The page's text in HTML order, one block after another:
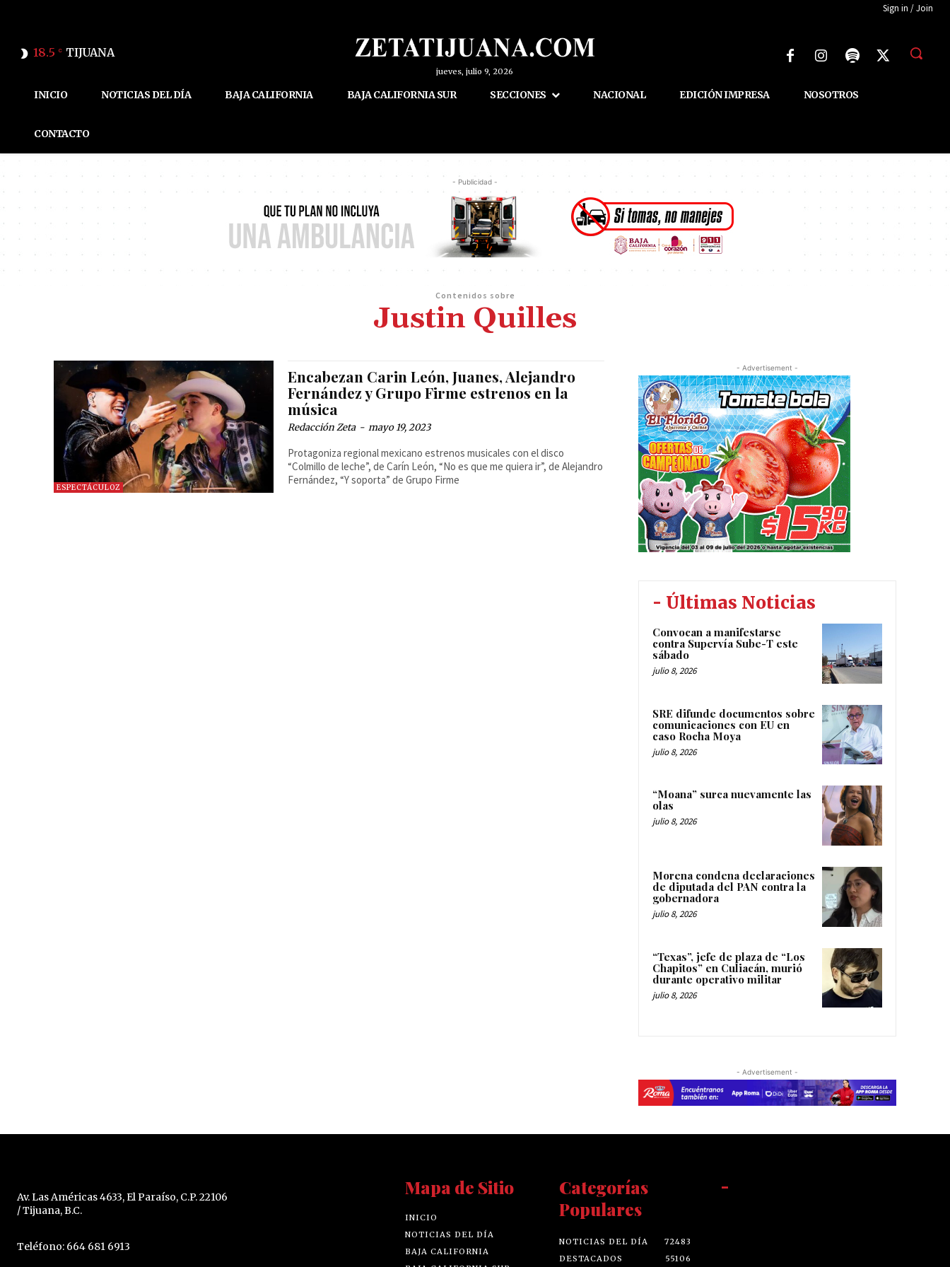
Sign in / Join
18.5 C TIJUANA
jueves, julio 9, 2026
INICIO NOTICIAS DEL DÍA BAJA CALIFORNIA BAJA CALIFORNIA SUR SECCIONES NACIONAL EDICIÓN IMPRESA NOSOTROS
CONTACTO
- Publicidad -
Contenidos sobre
Justin Quilles
ESPECTÁCULOZ
Encabezan Carin León, Juanes, Alejandro
Fernández y Grupo Firme estrenos en la
música
Redacción Zeta - mayo 19, 2023
Protagoniza regional mexicano estrenos musicales con el disco
“Colmillo de leche”, de Carín León, “No es que me quiera ir”, de Alejandro
Fernández, “Y soporta” de Grupo Firme
- Advertisement -
- Últimas Noticias
Convocan a manifestarse
contra Supervía Sube-T este
sábado
julio 8, 2026
SRE difunde documentos sobre
comunicaciones con EU en
caso Rocha Moya
julio 8, 2026
“Moana” surca nuevamente las
olas
julio 8, 2026
Morena condena declaraciones
de diputada del PAN contra la
gobernadora
julio 8, 2026
“Texas”, jefe de plaza de “Los
Chapitos” en Culiacán, murió
durante operativo militar
julio 8, 2026
- Advertisement -
Av. Las Américas 4633, El Paraíso, C.P. 22106
/ Tijuana, B.C.
Teléfono: 664 681 6913
Mapa de Sitio
INICIO
NOTICIAS DEL DÍA
BAJA CALIFORNIA
Categorías
Populares
NOTICIAS DEL DÍA
72483
DESTACADOS
55106
-